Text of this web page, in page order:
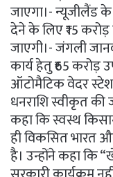
जाएगा।- न्यूजीलैंड
देने के लिए ₹15
जाएगी।- जंगली
कार्य हेतु ₹65 करोड़
ऑटोमैटिक वेदर
धनराशि स्वीकृत की
कहा कि स्वस्थ
ही विकसित भारत
है। उन्होंने कहा